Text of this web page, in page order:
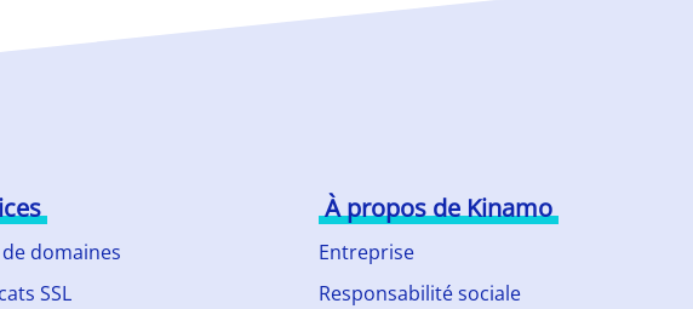
domaines
SSL
À propos de Kinamo
Entreprise
Responsabilité sociale